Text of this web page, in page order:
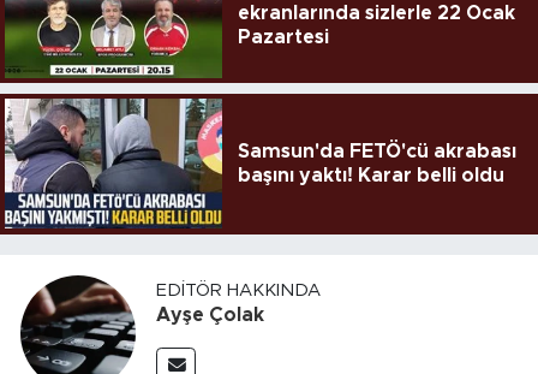
ekranlarında sizlerle 22 Ocak
Pazartesi
Samsun'da FETÖ'cü akrabası
başını yaktı! Karar belli oldu
EDITÖR HAKKINDA
Ayşe Çolak